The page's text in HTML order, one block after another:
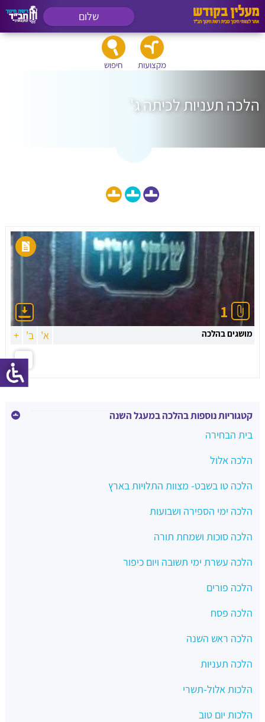
שלום
מקצועות חיפוש
הלכה תעניות לכיתה ג'
1
מושגים בהלכה א' ב' +
קטגוריות נוספות בהלכה במעגל השנה
בית הבחירה
הלכה אלול
הלכה טו בשבט- מצוות התלויות בארץ
הלכה ימי הספירה ושבועות
הלכה סוכות ושמחת תורה
הלכה עשרת ימי תשובה ויום כיפור
הלכה פורים
הלכה פסח
הלכה ראש השנה
הלכה תעניות
הלכות אלול-תשרי
הלכות יום טוב